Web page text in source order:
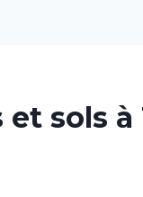
sols à